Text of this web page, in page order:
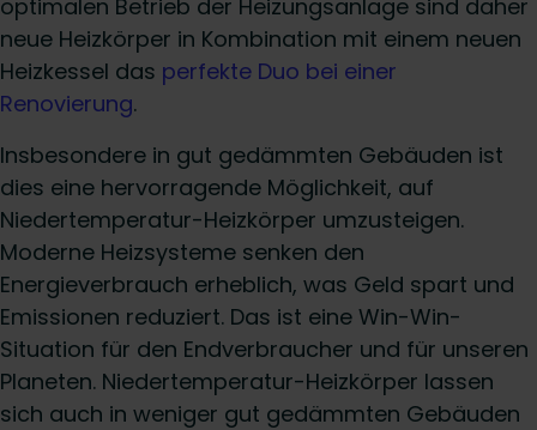
optimalen Betrieb der Heizungsanlage sind daher
neue Heizkörper in Kombination mit einem neuen
Heizkessel das perfekte Duo bei einer
Renovierung.
Insbesondere in gut gedämmten Gebäuden ist
dies eine hervorragende Möglichkeit, auf
Niedertemperatur-Heizkörper umzusteigen.
Moderne Heizsysteme senken den
Energieverbrauch erheblich, was Geld spart und
Emissionen reduziert. Das ist eine Win-Win-
Situation für den Endverbraucher und für unseren
Planeten. Niedertemperatur-Heizkörper lassen
sich auch in weniger gut gedämmten Gebäuden